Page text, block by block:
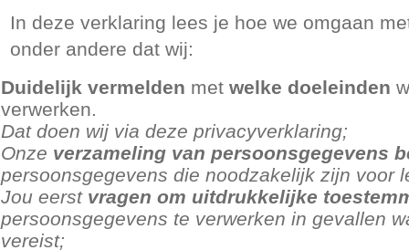
In deze verklaring lees je hoe we omgaan
onder andere dat wij:
Duidelijk vermelden met welke doeleinden
verwerken.
Dat doen wij via deze privacyverklaring;
Onze verzameling van persoonsgegevens
persoonsgegevens die noodzakelijk zijn voor
Jou eerst vragen om uitdrukkelijke
persoonsgegevens te verwerken in gevallen
vereist;